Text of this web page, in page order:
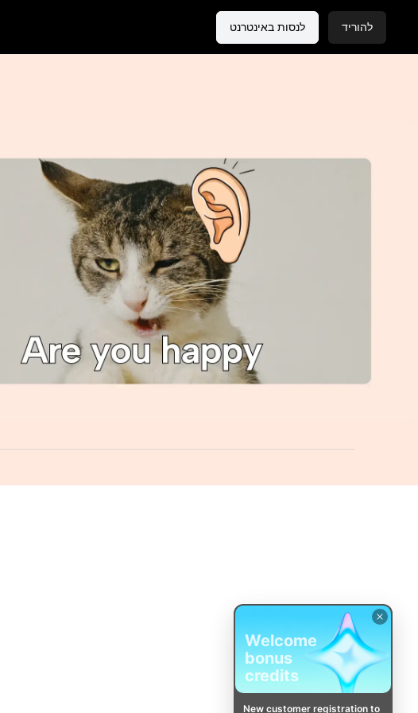
לנסות באינטרנט להוריד
Welcome
bonus
credits
New customer registration to